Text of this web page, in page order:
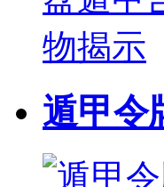
遁甲令